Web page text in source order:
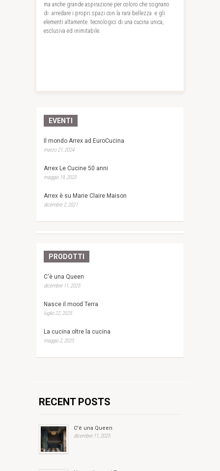
ma anche grande aspirazione per coloro che sognano
di arredare i propri spazi con la rara bellezza e gli
elementi altamente tecnologici di una cucina unica,
esclusiva ed inimitabile.
EVENTI
Il mondo Arrex ad EuroCucina
marzo 21, 2024
Arrex Le Cucine 50 anni
maggio 19, 2023
Arrex è su Marie Claire Maison
dicembre 2, 2021
PRODOTTI
C'è una Queen
dicembre 11, 2025
Nasce il mood Terra
luglio 22, 2025
La cucina oltre la cucina
maggio 2, 2025
RECENT POSTS
C'è una Queen
dicembre 11, 2025